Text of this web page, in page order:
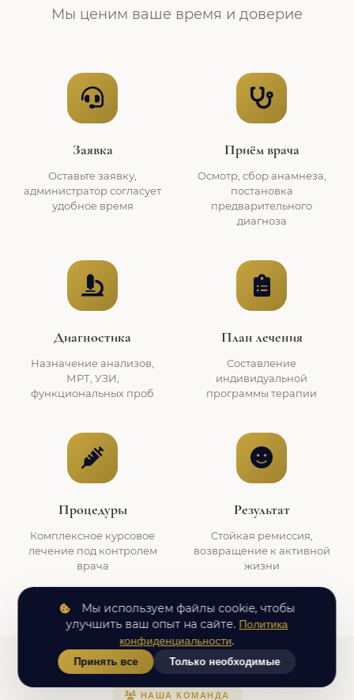
Мы ценим ваше время и доверие
Заявка
Оставьте заявку,
администратор согласует
удобное время
Приём врача
Осмотр, сбор анамнеза,
постановка
предварительного
диагноза
Диагностика
Назначение анализов,
МРТ, УЗИ,
функциональных проб
План лечения
Составление
индивидуальной
программы терапии
Процедуры
Комплексное курсовое
лечение под контролем
врача
Результат
Стойкая ремиссия,
возвращение к активной
жизни
НАША КОМАНДА
Мы используем файлы cookie, чтобы
улучшить ваш опыт на сайте. Политика
конфиденциальности.
Принять все Только необходимые